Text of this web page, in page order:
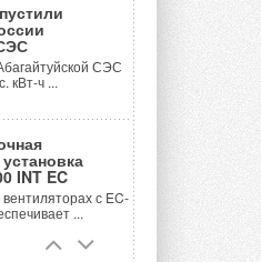
СЭС
кВт-ч ...
INT EC
с EC-
...